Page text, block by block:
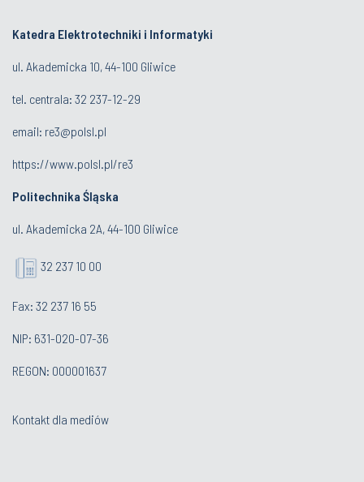
Katedra Elektrotechniki i Informatyki
ul. Akademicka 10, 44-100 Gliwice
tel. centrala: 32 237-12-29
email: re3@polsl.pl
https://www.polsl.pl/re3
Politechnika Śląska
ul. Akademicka 2A, 44-100 Gliwice
32 237 10 00
Fax: 32 237 16 55
NIP: 631-020-07-36
REGON: 000001637
Kontakt dla mediów